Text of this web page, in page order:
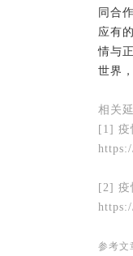
同合
应有
情与
世界
相关
[1] 疫
[2] 疫
参考文